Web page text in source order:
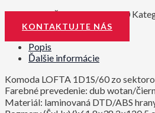
Katalógové číslo:0000352450
KONTAKTUJTE NÁS
Popis
Ďalšie informácie
Komoda LOFTA 1D1S/60 zo
Farebné prevedenie: dub wotan/
Materiál: laminovaná DTD/ABS